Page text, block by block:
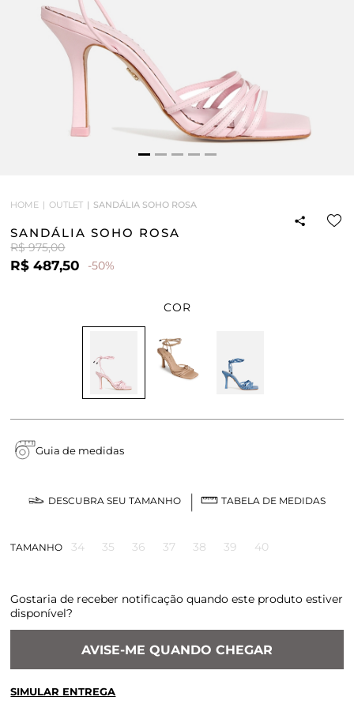
HOME OUTLET SANDÁLIA SOHO ROSA
SANDÁLIA SOHO ROSA
R$ 975,00
R$ 487,50 -50%
COR
Guia de medidas
DESCUBRA SEU TAMANHO TABELA DE MEDIDAS
TAMANHO 34 35 36 37 38 39 40
Gostaria de receber notificação quando este produto estiver
disponível?
AVISE-ME QUANDO CHEGAR
SIMULAR ENTREGA